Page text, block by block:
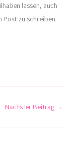
lassen, auch
Post zu schreiben.
Nächster Beitrag →